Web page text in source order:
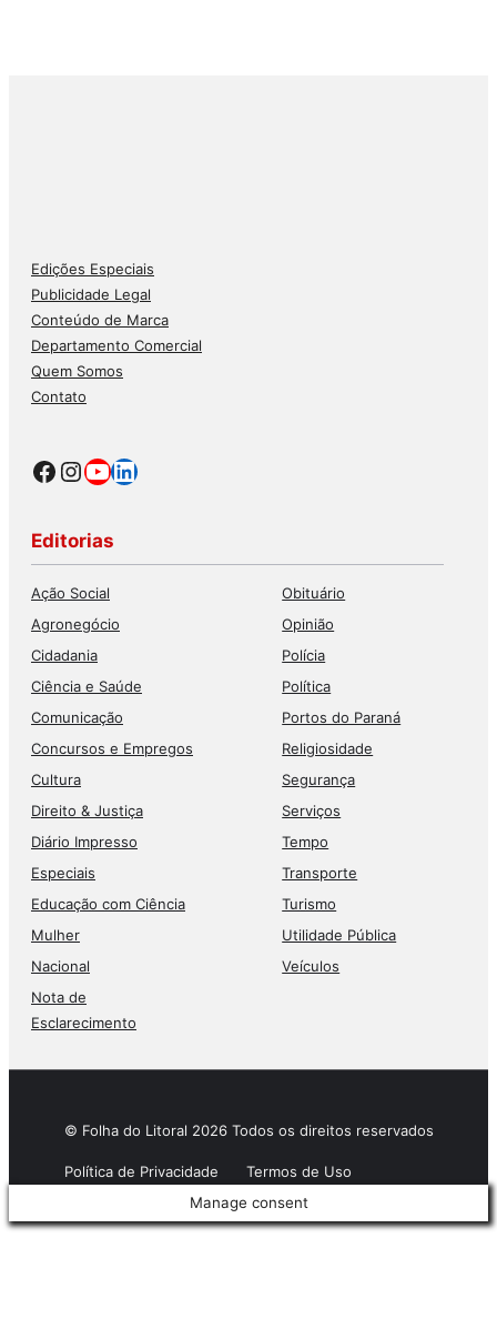
Edições Especiais
Publicidade Legal
Conteúdo de Marca
Departamento Comercial
Quem Somos
Contato
Facebook
Instagram
Youtube
LinkedIn
Editorias
Ação Social
Agronegócio
Cidadania
Ciência e Saúde
Comunicação
Concursos e Empregos
Cultura
Direito & Justiça
Diário Impresso
Especiais
Educação com Ciência
Mulher
Nacional
Nota de
Esclarecimento
Obituário
Opinião
Polícia
Política
Portos do Paraná
Religiosidade
Segurança
Serviços
Tempo
Transporte
Turismo
Utilidade Pública
Veículos
© Folha do Litoral 2026 Todos os direitos reservados
Política de Privacidade
Termos de Uso
Manage consent